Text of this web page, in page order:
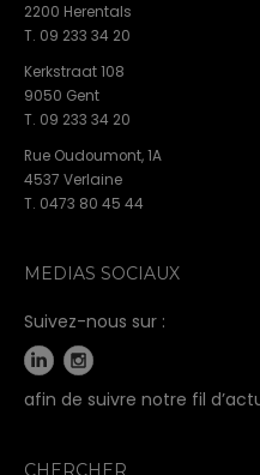
2200 Herentals
T. 09 233 34 20
Kerkstraat 108
9050 Gent
T. 09 233 34 20
Rue Oudoumont, 1A
4537 Verlaine
T. 0473 80 45 44
MEDIAS SOCIAUX
Suivez-nous sur :
afin de suivre notre fil
CHERCHER